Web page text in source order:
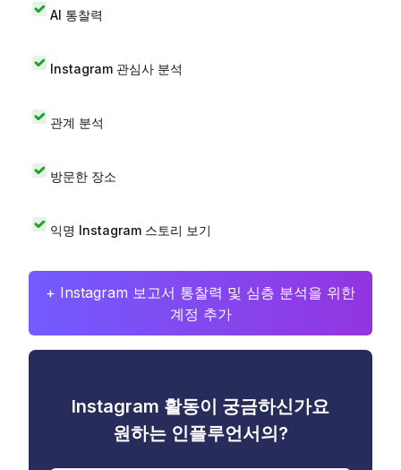
AI 통찰력
Instagram 관심사 분석
관계 분석
방문한 장소
익명 Instagram 스토리 보기
+ Instagram 보고서 통찰력 및 심층 분석을 위한
계정 추가
Instagram 활동이 궁금하신가요
원하는 인플루언서의?